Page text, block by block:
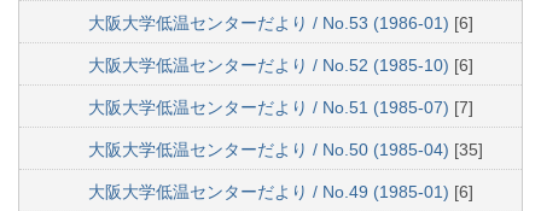
大阪大学低温センターだより / No.53 (1986-01) [6]
大阪大学低温センターだより / No.52 (1985-10) [6]
大阪大学低温センターだより / No.51 (1985-07) [7]
大阪大学低温センターだより / No.50 (1985-04) [35]
大阪大学低温センターだより / No.49 (1985-01) [6]